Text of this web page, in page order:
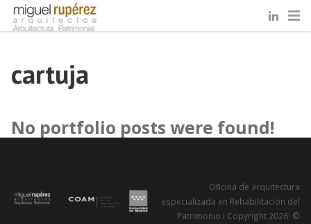
cartuja
No portfolio posts were found!
Oficina de arquitectura
especializada en Rehabilitación del
Patrimonio I Copyright 2026 ©